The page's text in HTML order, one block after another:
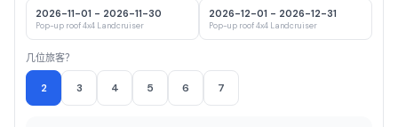
2026-11-01 - 2026-11-30
Pop-up roof 4x4 Landcruiser
2026-12-01 - 2026-12-31
Pop-up roof 4x4 Landcruiser
几位旅客？
2 3 4 5 6 7